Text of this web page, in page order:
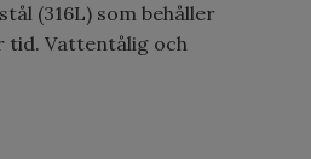
(316L) som behåller
tid. Vattentålig och